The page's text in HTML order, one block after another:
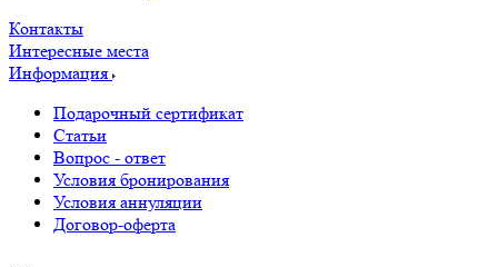
Контакты
Интересные места
Информация
Подарочный сертификат
Статьи
Вопрос - ответ
Условия бронирования
Условия аннуляции
Договор-оферта